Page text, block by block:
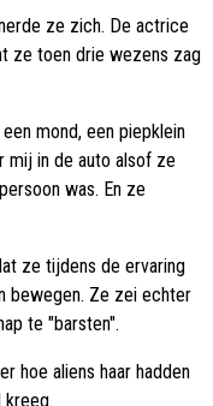
ze zich. De actrice
ze toen drie wezens zag
mond, een piepklein
mij in de auto alsof ze
was. En ze
ze tijdens de ervaring
bewegen. Ze zei echter
te "barsten".
hoe aliens haar hadden
kreeg.